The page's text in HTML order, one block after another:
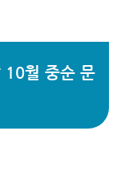
10월 중순 문